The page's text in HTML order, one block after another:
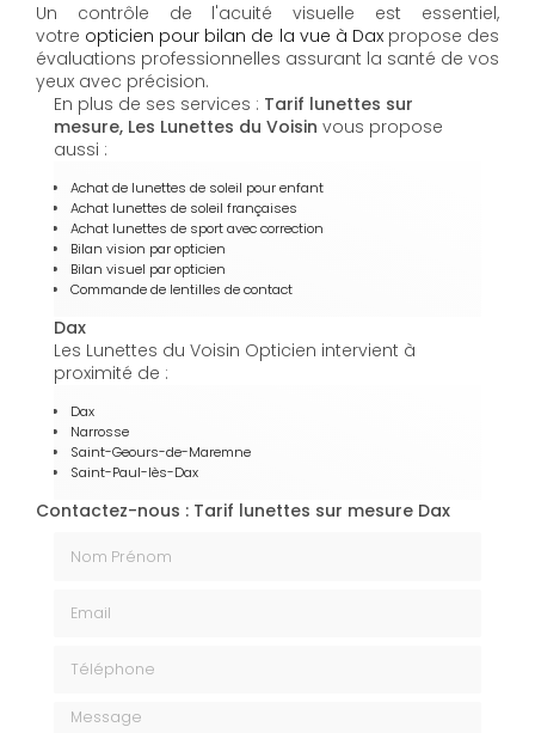
Un contrôle de l'acuité visuelle est essentiel,
votre opticien pour bilan de la vue à Daxpropose des
évaluations professionnelles assurant la santé de vos
yeux avec précision.
En plus de ses services : Tarif lunettes sur
mesure, Les Lunettes du Voisin vous propose
aussi :
Achat de lunettes de soleil pour enfant
Achat lunettes de soleil françaises
Achat lunettes de sport avec correction
Bilan vision par opticien
Bilan visuel par opticien
Commande de lentilles de contact
Dax
Les Lunettes du Voisin Opticien intervient à
proximité de :
Dax
Narrosse
Saint-Geours-de-Maremne
Saint-Paul-lès-Dax
Contactez-nous : Tarif lunettes sur mesure Dax
Message